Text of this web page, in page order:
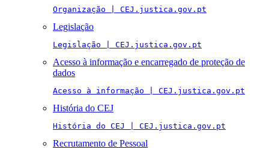
Organização | CEJ.justica.gov.pt
Legislação
Legislação | CEJ.justica.gov.pt
Acesso à informação e encarregado de proteção de
dados
Acesso à informação | CEJ.justica.gov.pt
História do CEJ
História do CEJ | CEJ.justica.gov.pt
Recrutamento de Pessoal